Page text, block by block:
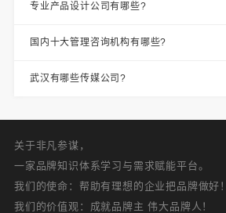
专业产品设计公司有哪些?
国内十大管理咨询机构有哪些?
武汉有哪些传媒公司?
关于非凡参谋，
一家品牌知识体系学习与需求赋能平台。
我们的使命：帮助有理想的企业把品牌做好！
我们的价值观：成就品牌主 伟大品牌人！